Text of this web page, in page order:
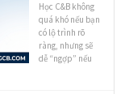
Học C&B không
quá khó nếu bạn
có lộ trình rõ
ràng, nhưng sẽ
dễ “ngợp” nếu